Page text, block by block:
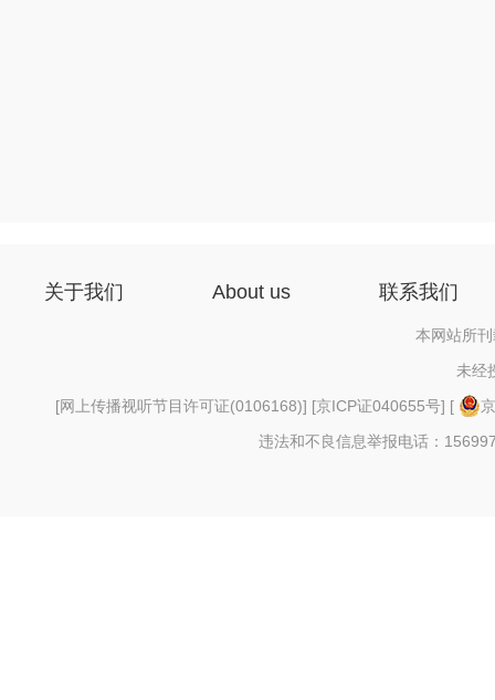
关于我们 About us 联系我们
本网站所
未经
[网上传播视听节目许可证(0106168)] [京ICP证040655号] [
违法和不良信息举报电话：